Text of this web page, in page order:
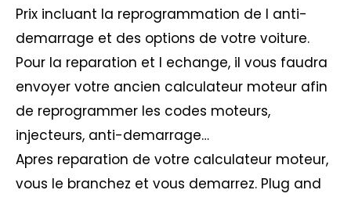
Prix incluant la reprogrammation de l anti-
demarrage et des options de votre voiture.
Pour la reparation et l echange, il vous faudra
envoyer votre ancien calculateur moteur afin
de reprogrammer les codes moteurs,
injecteurs, anti-demarrage…
Apres reparation de votre calculateur moteur,
vous le branchez et vous demarrez. Plug and